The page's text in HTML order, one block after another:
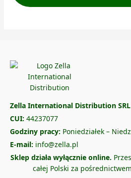
Zella International Distribution SRL
CUI: 44237077
Godziny pracy: Poniedziałek –
E-mail: info@zella.pl
Sklep działa wyłącznie online.
całej Polski za